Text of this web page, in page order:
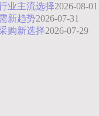
业主流选择2026-08-01
新趋势2026-07-31
购新选择2026-07-29